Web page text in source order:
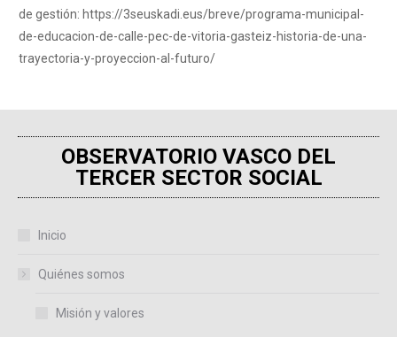
de gestión: https://3seuskadi.eus/breve/programa-municipal-
de-educacion-de-calle-pec-de-vitoria-gasteiz-historia-de-una-
trayectoria-y-proyeccion-al-futuro/
OBSERVATORIO VASCO DEL
TERCER SECTOR SOCIAL
Inicio
Quiénes somos
Misión y valores